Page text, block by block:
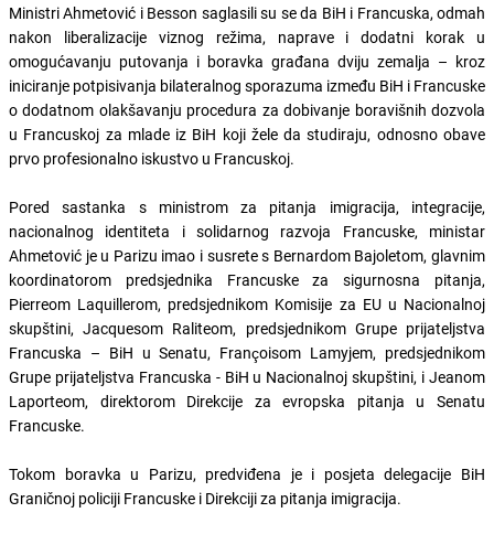
Ministri Ahmetović i Besson saglasili su se da BiH i Francuska, odmah
nakon liberalizacije viznog režima, naprave i dodatni korak u
omogućavanju putovanja i boravka građana dviju zemalja – kroz
iniciranje potpisivanja bilateralnog sporazuma između BiH i Francuske
o dodatnom olakšavanju procedura za dobivanje boravišnih dozvola
u Francuskoj za mlade iz BiH koji žele da studiraju, odnosno obave
prvo profesionalno iskustvo u Francuskoj.
Pored sastanka s ministrom za pitanja imigracija, integracije,
nacionalnog identiteta i solidarnog razvoja Francuske, ministar
Ahmetović je u Parizu imao i susrete s Bernardom Bajoletom, glavnim
koordinatorom predsjednika Francuske za sigurnosna pitanja,
Pierreom Laquillerom, predsjednikom Komisije za EU u Nacionalnoj
skupštini, Jacquesom Raliteom, predsjednikom Grupe prijateljstva
Francuska – BiH u Senatu, Françoisom Lamyjem, predsjednikom
Grupe prijateljstva Francuska - BiH u Nacionalnoj skupštini, i Jeanom
Laporteom, direktorom Direkcije za evropska pitanja u Senatu
Francuske.
Tokom boravka u Parizu, predviđena je i posjeta delegacije BiH
Graničnoj policiji Francuske i Direkciji za pitanja imigracija.